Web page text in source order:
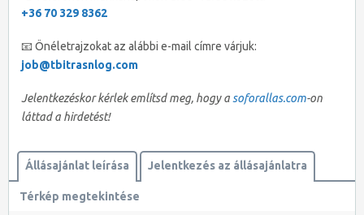
+36 70 329 8362
📧 Önéletrajzokat az alábbi e-mail címre várjuk:
job@tbitrasnlog.com
Jelentkezéskor kérlek említsd meg, hogy a soforallas.com-on
láttad a hirdetést!
Állásajánlat leírása Jelentkezés az állásajánlatra
Térkép megtekintése